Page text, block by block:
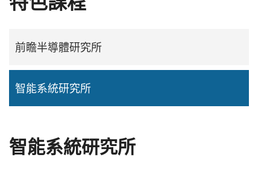
前瞻半導體研究所
智能系統研究所
智能系統研究所